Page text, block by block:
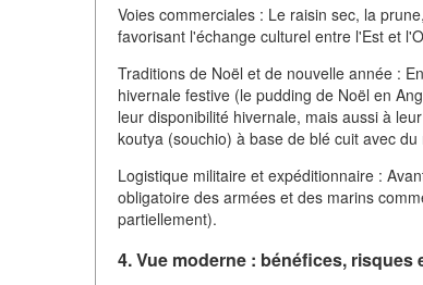
Voies commerciales : Le raisin sec, la
favorisant l'échange culturel entre l'Est et
Traditions de Noël et de nouvelle année :
hivernale festive (le pudding de Noël en
leur disponibilité hivernale, mais aussi à
koutya (souchio) à base de blé cuit avec
Logistique militaire et expéditionnaire :
obligatoire des armées et des marins
partiellement).
4. Vue moderne : bénéfices, risques